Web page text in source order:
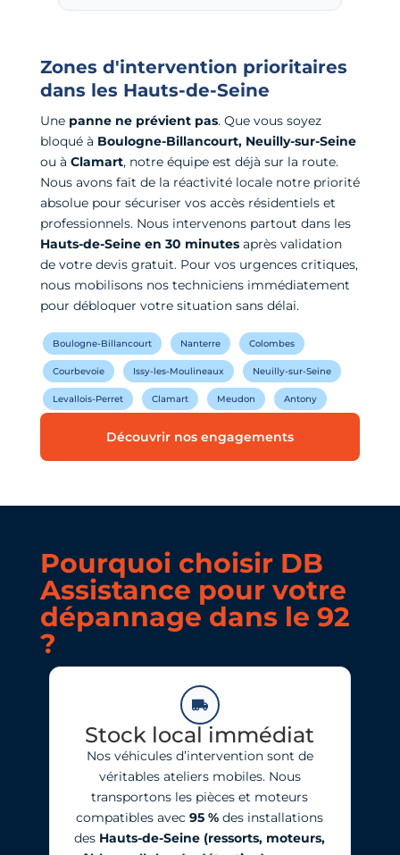
Zones d'intervention prioritaires
dans les Hauts-de-Seine
Une panne ne prévient pas. Que vous soyez
bloqué à Boulogne-Billancourt, Neuilly-sur-Seine
ou à Clamart, notre équipe est déjà sur la route.
Nous avons fait de la réactivité locale notre priorité
absolue pour sécuriser vos accès résidentiels et
professionnels. Nous intervenons partout dans les
Hauts-de-Seine en 30 minutesaprès validation
de votre devis gratuit. Pour vos urgences critiques,
nous mobilisons nos techniciens immédiatement
pour débloquer votre situation sans délai.
Boulogne-Billancourt Nanterre Colombes
Courbevoie Issy-les-Moulineaux Neuilly-sur-Seine
Levallois-Perret Clamart Meudon Antony
Découvrir nos engagements
Pourquoi choisir DB
Assistance pour votre
dépannage dans le 92
?
Stock local immédiat
Nos véhicules d’intervention sont de
véritables ateliers mobiles. Nous
transportons les pièces et moteurs
compatibles avec95 % des installations
des Hauts-de-Seine (ressorts, moteurs,